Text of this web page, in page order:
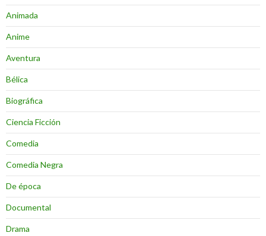
Animada
Anime
Aventura
Bélica
Biográfica
Ciencia Ficción
Comedia
Comedia Negra
De época
Documental
Drama